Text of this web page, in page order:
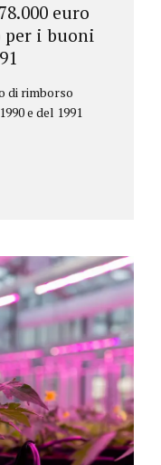
euro
i buoni
di rimborso
e del 1991